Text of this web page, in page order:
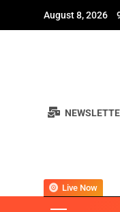
August 8, 2026
Live Now